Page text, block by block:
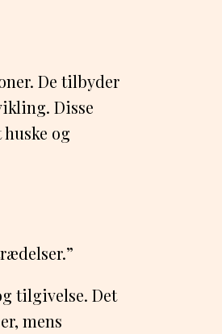
De tilbyder
Disse
og
tilgivelse. Det
mens